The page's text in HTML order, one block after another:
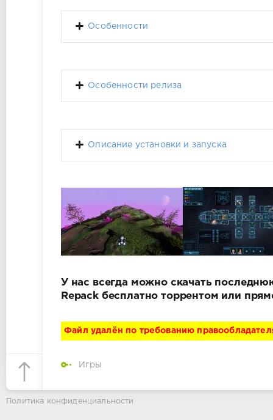
Особенности
Особенности релиза
Описание установки и запуска
У нас всегда можно скачать
Repack бесплатно торрентом или
Файл удалён по требованию
Игры
Политика конфиденциальности